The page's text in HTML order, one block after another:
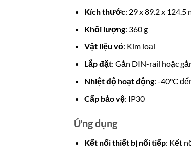
Kích thước: 29 x 89.2 x 124.5
Khối lượng: 360 g
Vật liệu vỏ: Kim loại
Lắp đặt: Gắn DIN-rail hoặc
Nhiệt độ hoạt động: -40°C
Cấp bảo vệ: IP30
Ứng dụng
Kết nối thiết bị nối tiếp: Kết